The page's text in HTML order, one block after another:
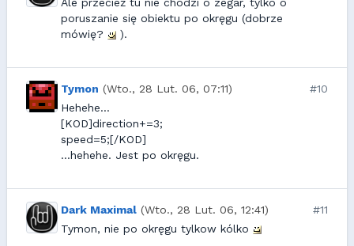
poruszanie się obiektu po okręgu (dobrze
mówię?
).
Tymon (Wto., 28 Lut. 06, 07:11)
#10
Hehehe...
[KOD]direction+=3;
speed=5;[/KOD]
...hehehe. Jest po okręgu.
Dark Maximal (Wto., 28 Lut. 06, 12:41)
#11
Tymon, nie po okręgu tylkow kólko